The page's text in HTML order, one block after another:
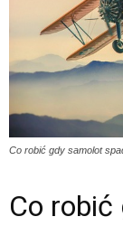
Co robić gdy samolot
Co robić